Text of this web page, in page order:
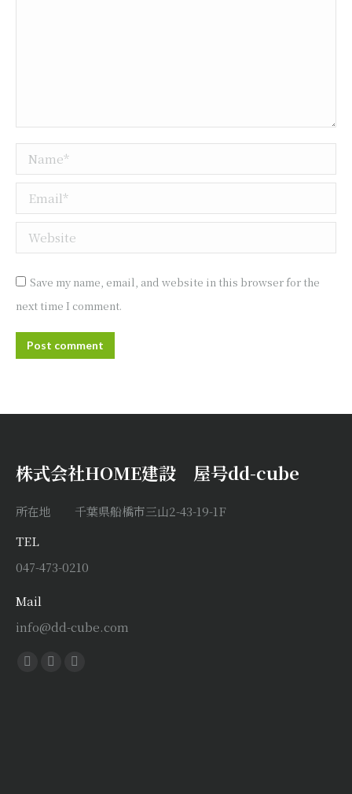
Name *
Email *
Website
Save my name, email, and website in this browser for the
next time I comment.
Post comment
株式会社HOME建設 屋号dd-cube
所在地 千葉県船橋市三山2-43-19-1F
TEL
047-473-0210
Mail
info@dd-cube.com
Find us on:
Facebook
X
Instagram